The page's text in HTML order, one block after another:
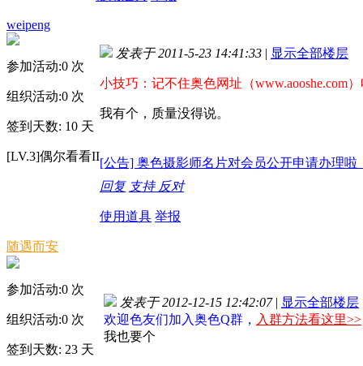
weipeng
参加活动:0 次
组织活动:0 次
签到天数: 10 天
[LV.3]偶尔看看II
发表于 2011-5-23 14:41:33 | 显示全部楼层
小技巧：记不住奥色网址（www.aooshe.com
我有个，质量没得说。
[公告] 奥色摄影师名片对会员公开申请办理啦
回复 支持 反对
使用道具 举报
随遇而安
参加活动:0 次
组织活动:0 次
签到天数: 23 天
发表于 2012-12-15 12:42:07 | 显示全部楼层
欢迎色友们加入奥色Q群， 入群方法看这里>>
我也要个